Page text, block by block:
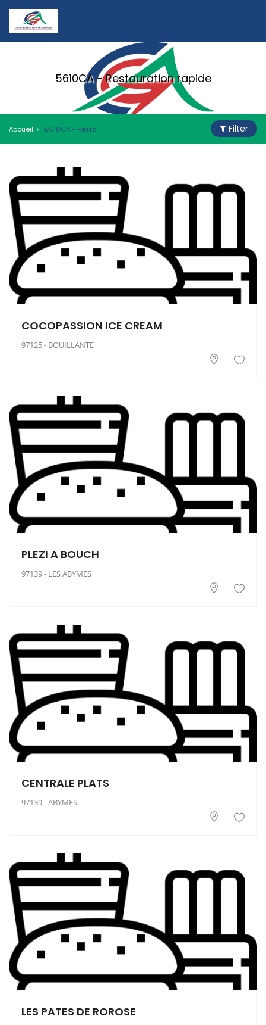
5610CA - Restauration rapide
Accueil 5610CA - Restauration rapide Filter
COCOPASSION ICE CREAM
97125 - BOUILLANTE
PLEZI A BOUCH
97139 - LES ABYMES
CENTRALE PLATS
97139 - ABYMES
LES PATES DE ROROSE